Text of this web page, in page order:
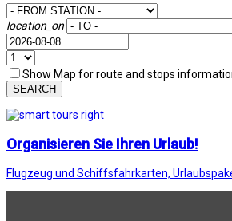
location_on
Show Map for route and stops
SEARCH
Organisieren Sie Ihren Urlaub!
Flugzeug und Schiffsfahrkarten,